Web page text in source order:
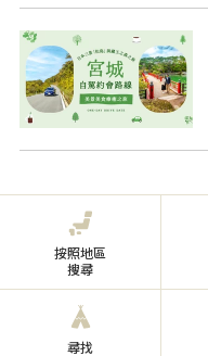
按照地區
搜尋
尋找